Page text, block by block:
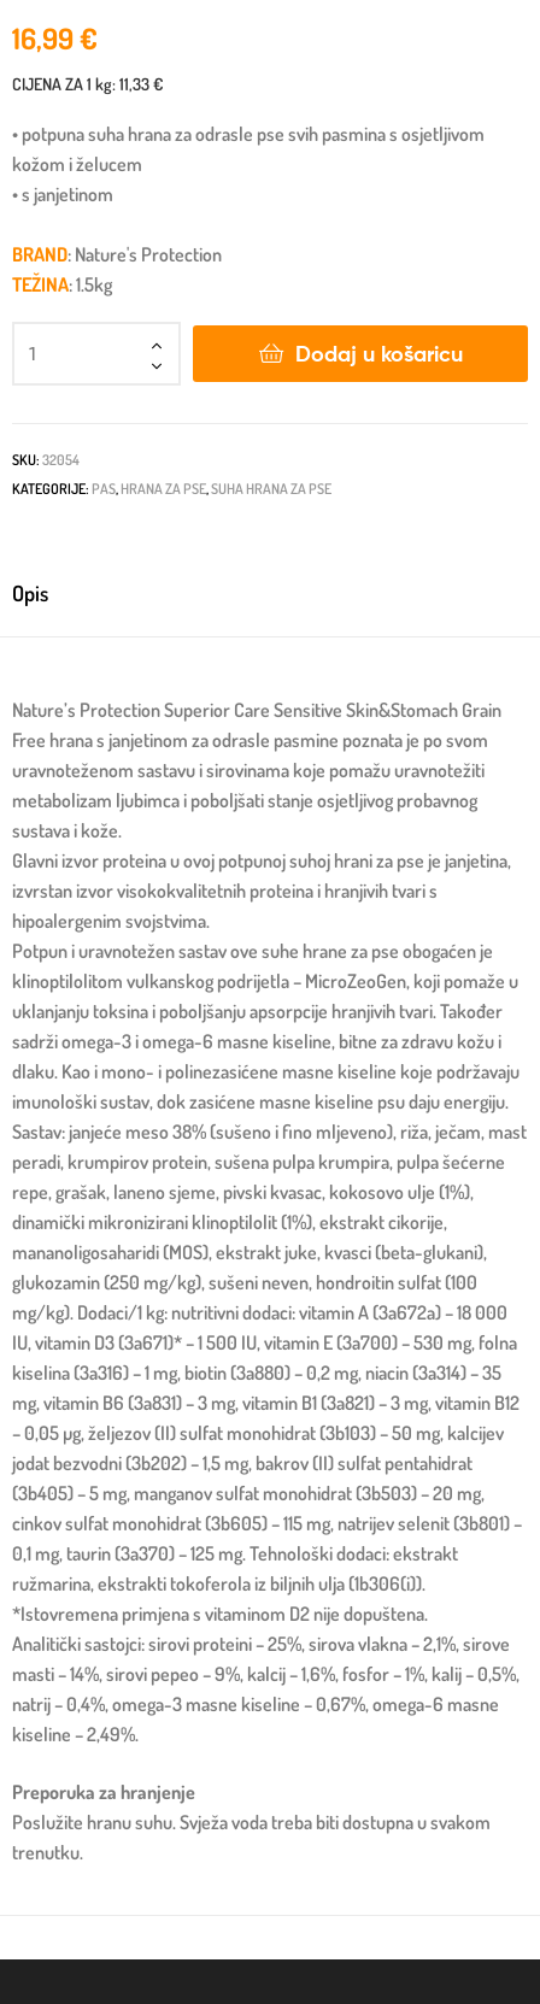
16,99€
CIJENA ZA1 kg:11,33 €
• potpuna suha hrana za odrasle pse svih pasmina s osjetljivom
kožom i želucem
• s janjetinom
BRAND: Nature's Protection
TEŽINA: 1.5kg
Dodaj u košaricu
SKU: 32054
KATEGORIJE: PAS, HRANA ZA PSE,SUHA HRANA ZA PSE
Opis
Nature’s Protection Superior Care Sensitive Skin&Stomach Grain
Free hrana s janjetinom za odrasle pasmine poznata je po svom
uravnoteženom sastavu i sirovinama koje pomažu uravnotežiti
metabolizam ljubimca i poboljšati stanje osjetljivog probavnog
sustava i kože.
Glavni izvor proteina u ovoj potpunoj suhoj hrani za pse je janjetina,
izvrstan izvor visokokvalitetnih proteina i hranjivih tvari s
hipoalergenim svojstvima.
Potpun i uravnotežen sastav ove suhe hrane za pse obogaćen je
klinoptilolitom vulkanskog podrijetla – MicroZeoGen, koji pomaže u
uklanjanju toksina i poboljšanju apsorpcije hranjivih tvari. Također
sadrži omega-3 i omega-6 masne kiseline, bitne za zdravu kožu i
dlaku. Kao i mono- i polinezasićene masne kiseline koje podržavaju
imunološki sustav, dok zasićene masne kiseline psu daju energiju.
Sastav: janjeće meso 38% (sušeno i fino mljeveno), riža, ječam, mast
peradi, krumpirov protein, sušena pulpa krumpira, pulpa šećerne
repe, grašak, laneno sjeme, pivski kvasac, kokosovo ulje (1%),
dinamički mikronizirani klinoptilolit (1%), ekstrakt cikorije,
mananoligosaharidi (MOS), ekstrakt juke, kvasci (beta-glukani),
glukozamin (250 mg/kg), sušeni neven, hondroitin sulfat (100
mg/kg). Dodaci/1 kg: nutritivni dodaci: vitamin A (3a672a) – 18 000
IU, vitamin D3 (3a671)* – 1 500 IU, vitamin E (3a700) – 530 mg, folna
kiselina (3a316) – 1 mg, biotin (3a880) – 0,2 mg, niacin (3a314) – 35
mg, vitamin B6 (3a831) – 3 mg, vitamin B1 (3a821) – 3 mg, vitamin B12
– 0,05 µg, željezov (II) sulfat monohidrat (3b103) – 50 mg, kalcijev
jodat bezvodni (3b202) – 1,5 mg, bakrov (II) sulfat pentahidrat
(3b405) – 5 mg, manganov sulfat monohidrat (3b503) – 20 mg,
cinkov sulfat monohidrat (3b605) – 115 mg, natrijev selenit (3b801) –
0,1 mg, taurin (3a370) – 125 mg. Tehnološki dodaci: ekstrakt
ružmarina, ekstrakti tokoferola iz biljnih ulja (1b306(i)).
*Istovremena primjena s vitaminom D2 nije dopuštena.
Analitički sastojci: sirovi proteini – 25%, sirova vlakna – 2,1%, sirove
masti – 14%, sirovi pepeo – 9%, kalcij – 1,6%, fosfor – 1%, kalij – 0,5%,
natrij – 0,4%, omega-3 masne kiseline – 0,67%, omega-6 masne
kiseline – 2,49%.
Preporuka za hranjenje
Poslužite hranu suhu. Svježa voda treba biti dostupna u svakom
trenutku.